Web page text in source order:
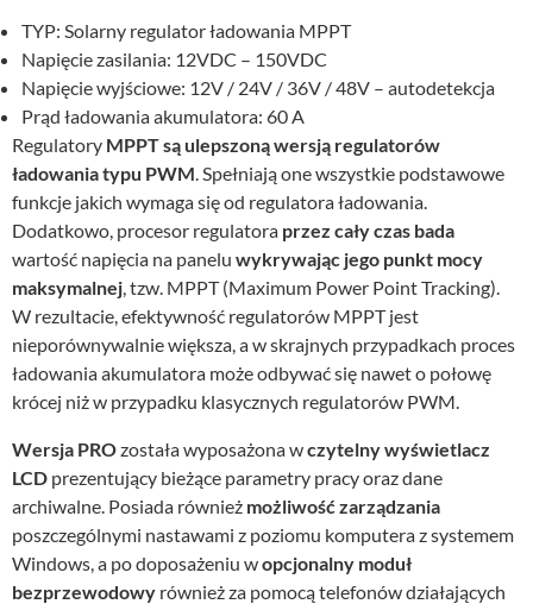
TYP: Solarny regulator ładowania MPPT
Napięcie zasilania: 12VDC – 150VDC
Napięcie wyjściowe: 12V / 24V / 36V / 48V – autodetekcja
Prąd ładowania akumulatora: 60 A
Regulatory MPPT są ulepszoną wersją regulatorów
ładowania typu PWM . Spełniają one wszystkie podstawowe
funkcje jakich wymaga się od regulatora ładowania.
Dodatkowo, procesor regulatora przez cały czas bada
wartość napięcia na panelu wykrywając jego punkt mocy
maksymalnej , tzw. MPPT (Maximum Power Point Tracking).
W rezultacie, efektywność regulatorów MPPT jest
nieporównywalnie większa, a w skrajnych przypadkach proces
ładowania akumulatora może odbywać się nawet o połowę
krócej niż w przypadku klasycznych regulatorów PWM.
Wersja PROzostała wyposażona wczytelny wyświetlacz
LCD prezentujący bieżące parametry pracy oraz dane
archiwalne. Posiada również możliwość zarządzania
poszczególnymi nastawami z poziomu komputera z systemem
Windows, a po doposażeniu wopcjonalny moduł
bezprzewodowy również za pomocą telefonów działających